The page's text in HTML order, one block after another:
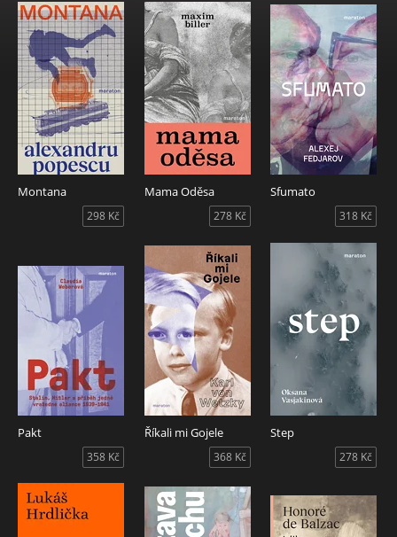
Montana
298 Kč
Mama Oděsa
278 Kč
Sfumato
318 Kč
Pakt
358 Kč
Říkali mi Gojele
368 Kč
Step
278 Kč